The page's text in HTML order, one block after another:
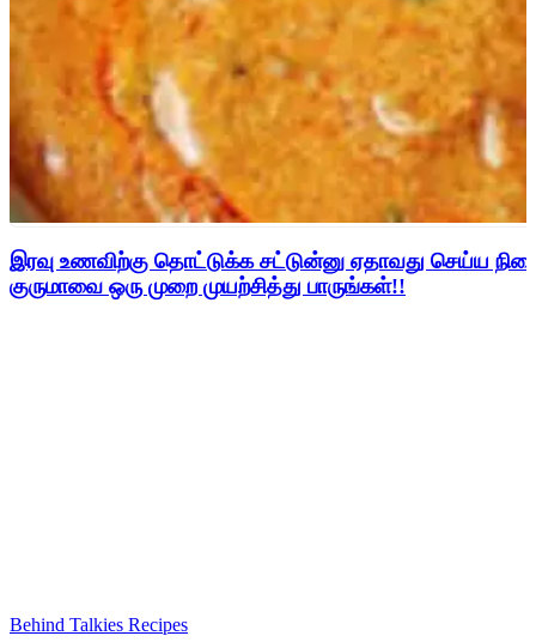
இரவு உணவிற்கு தொட்டுக்க சட்டுன்னு ஏதாவது செய்ய
குருமாவை ஒரு முறை முயற்சித்து பாருங்கள்!!
Behind Talkies Recipes